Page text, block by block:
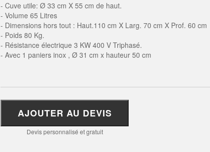
- Cuve utile: Ø 33 cm X 55 cm de haut.
- Volume 65 Litres
- Dimensions hors tout : Haut.110 cm X Larg. 70 cm X Prof. 60 cm
- Poids 80 Kg.
- Résistance électrique 3 KW 400 V Triphasé.
- Avec 1 paniers inox , Ø 31 cm x hauteur 50 cm
AJOUTER AU DEVIS
Devis personnalisé et gratuit